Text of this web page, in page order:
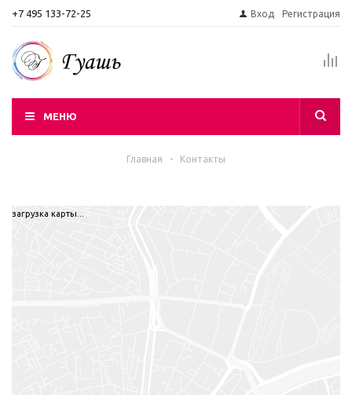
+7 495 133-72-25 Вход Регистрация
МЕНЮ
Главная - Контакты
загрузка карты...